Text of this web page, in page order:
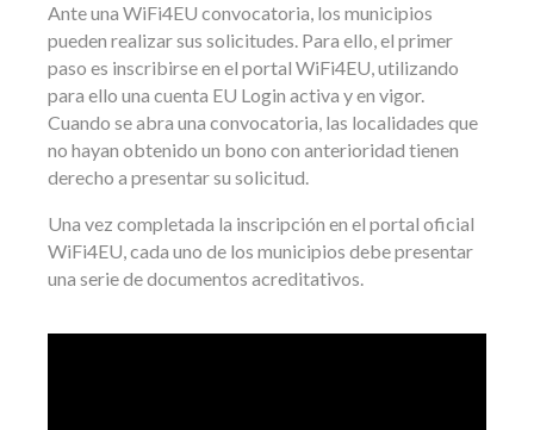
Ante una WiFi4EU convocatoria, los municipios
pueden realizar sus solicitudes. Para ello, el primer
paso es inscribirse en el portal WiFi4EU, utilizando
para ello una cuenta EU Login activa y en vigor.
Cuando se abra una convocatoria, las localidades que
no hayan obtenido un bono con anterioridad tienen
derecho a presentar su solicitud.
Una vez completada la inscripción en el portal oficial
WiFi4EU, cada uno de los municipios debe presentar
una serie de documentos acreditativos.